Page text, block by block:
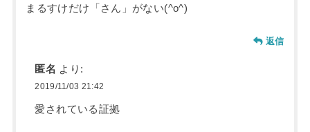
まるすけだけ「さん」がない(^o^)
返信
匿名 より:
2019/11/03 21:42
愛されている証拠